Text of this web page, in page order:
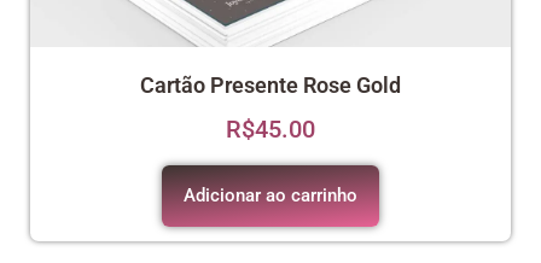
Cartão Presente Rose Gold
R$45.00
Adicionar ao carrinho